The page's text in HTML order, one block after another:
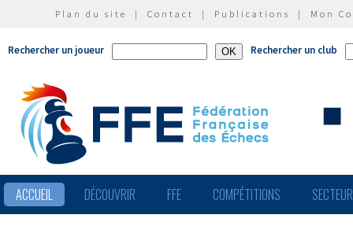
Plan du site | Contact | Publications | Mon
Rechercher un joueur Rechercher un club
ACCUEIL DÉCOUVRIR FFE COMPÉTITIONS